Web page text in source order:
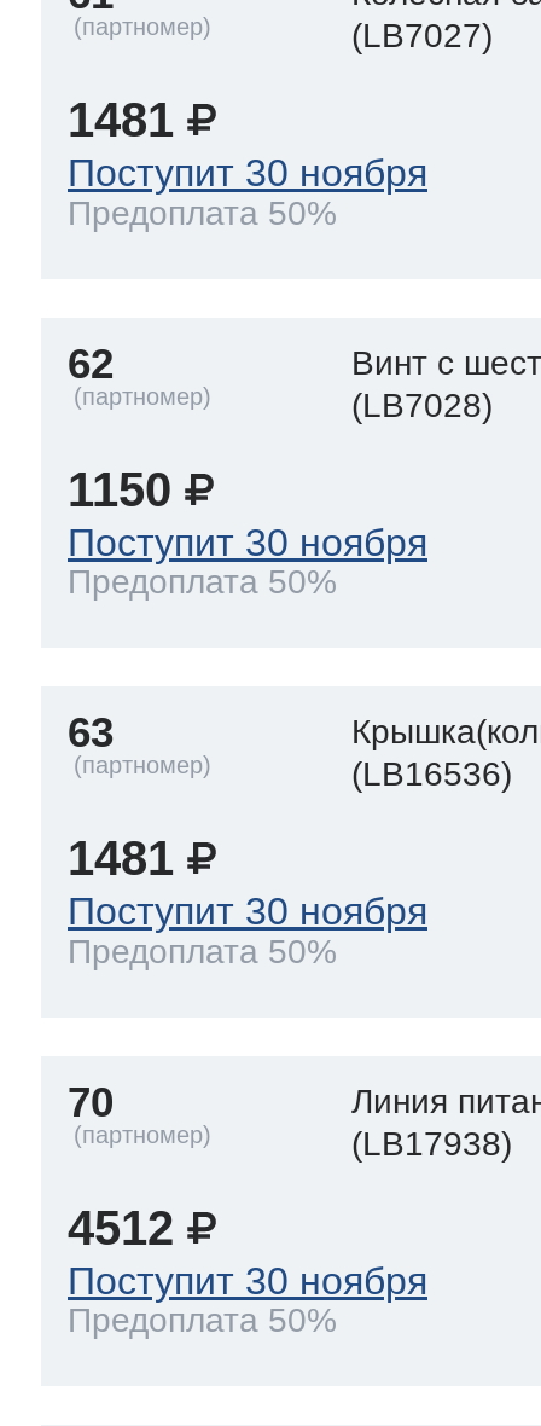
(LB7027)
1481
Поступит 30 ноября
Предоплата 50%
62
Винт с
(LB7028)
1150
Поступит 30 ноября
Предоплата 50%
63
(LB16536)
1481
Поступит 30 ноября
Предоплата 50%
70
Линия
(LB17938)
4512
Поступит 30 ноября
Предоплата 50%